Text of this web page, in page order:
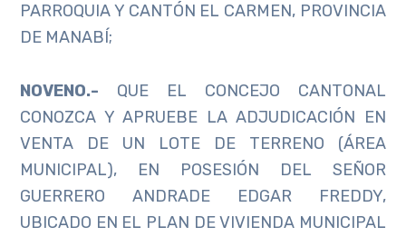
PARROQUIA Y CANTÓN EL CARMEN, PROVINCIA
DE MANABÍ;
NOVENO.- QUE EL CONCEJO CANTONAL
CONOZCA Y APRUEBE LA ADJUDICACIÓN EN
VENTA DE UN LOTE DE TERRENO (ÁREA
MUNICIPAL), EN POSESIÓN DEL SEÑOR
GUERRERO ANDRADE EDGAR FREDDY,
UBICADO EN EL PLAN DE VIVIENDA MUNICIPAL